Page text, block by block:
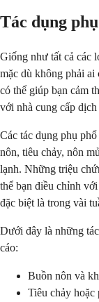
Tác dụng
Giống như tất cả các
mặc dù không phải
có thể giúp bạn cảm
với nhà cung cấp
Các tác dụng phụ
nôn, tiêu chảy, nôn
lạnh. Những triệu
thể bạn điều chỉnh
đặc biệt là trong vài
Dưới đây là những
cáo:
Buồn nôn và
Tiêu chảy hoặc